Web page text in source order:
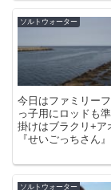
ソルトウォーター
今日はファミリー
っ子用にロッドも
掛けはブラクリ+ア
『せいごっちさん
ソルトウォーター